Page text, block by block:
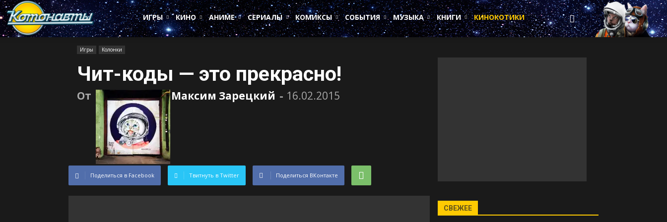
Котонавты
ИГРЫ
КИНО АНИМЕ СЕРИАЛЫ КОМИКСЫ СОБЫТИЯ МУЗЫКА КНИГИ КИНОКОТИКИ
Игры Колонки
Чит-коды — это прекрасно!
От Максим Зарецкий - 16.02.2015
Поделиться в Facebook Твитнуть в Twitter Поделиться ВКонтакте
СВЕЖЕЕ